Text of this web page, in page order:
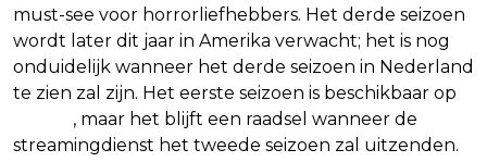
must-see voor horrorliefhebbers. Het derde seizoen
wordt later dit jaar in Amerika verwacht; het is nog
onduidelijk wanneer het derde seizoen in Nederland
te zien zal zijn. Het eerste seizoen is beschikbaar op
, maar het blijft een raadsel wanneer de
streamingdienst het tweede seizoen zal uitzenden.